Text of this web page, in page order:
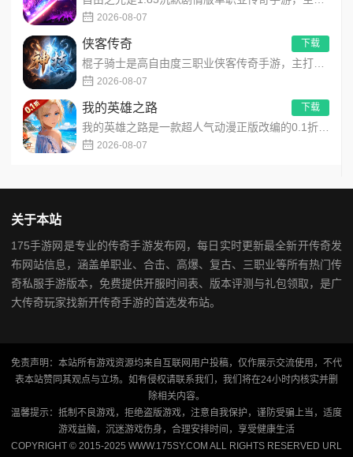
2026-08-07
侠客传奇
2026-08-07
下载
我的英雄之路
2026-08-07
下载
关于本站
175手游网是专业的传奇手游发布网，每日实时更新最全新开传奇发
布网站信息，涵盖单职业、合击、高爆、复古、三职业等所有热门传
奇私服手游版本，免费提供开服时间表、版本评测与礼包领取，是广
大传奇玩家找新开传奇手游的首选发布站。
免责声明：本站所有游戏资源均来自互联网用户投稿，仅作展示交流使用，不代
表本站赞同其观点与立场。如有侵权请联系我们，我们将在24小时内核实并删
除相关内容。
温馨提示：抵制不良游戏，拒绝盗版游戏，注意自我保护，谨防受骗上当，适度
游戏益脑，沉迷游戏伤身，合理安排时间，享受健康生活
COPYRIGHT © 2015-2025 WWW.175SY.COM ALL RIGHTS RESERVED URL